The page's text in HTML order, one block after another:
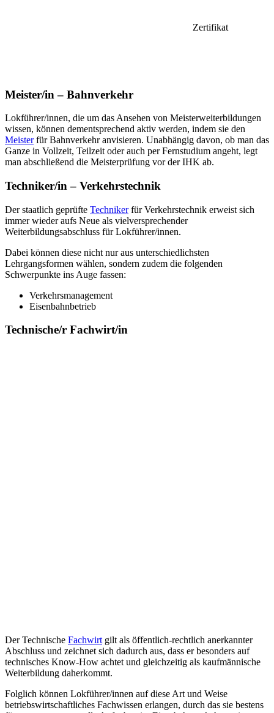
Zertifikat
Meister/in – Bahnverkehr
Lokführer/innen, die um das Ansehen von Meisterweiterbildungen
wissen, können dementsprechend aktiv werden, indem sie den
Meisterfür Bahnverkehr anvisieren. Unabhängig davon, ob man das
Ganze in Vollzeit, Teilzeit oder auch per Fernstudium angeht, legt
man abschließend die Meisterprüfung vor der IHK ab.
Techniker/in – Verkehrstechnik
Der staatlich geprüfte Technikerfür Verkehrstechnik erweist sich
immer wieder aufs Neue als vielversprechender
Weiterbildungsabschluss für Lokführer/innen.
Dabei können diese nicht nur aus unterschiedlichsten
Lehrgangsformen wählen, sondern zudem die folgenden
Schwerpunkte ins Auge fassen:
Verkehrsmanagement
Eisenbahnbetrieb
Technische/r Fachwirt/in
Der Technische Fachwirt gilt als öffentlich-rechtlich anerkannter
Abschluss und zeichnet sich dadurch aus, dass er besonders auf
technisches Know-How achtet und gleichzeitig als kaufmännische
Weiterbildung daherkommt.
Folglich können Lokführer/innen auf diese Art und Weise
betriebswirtschaftliches Fachwissen erlangen, durch das sie bestens